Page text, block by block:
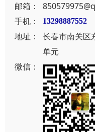
邮箱：
手机：
13298887552
地址：
长春市南关区
单元
微信：